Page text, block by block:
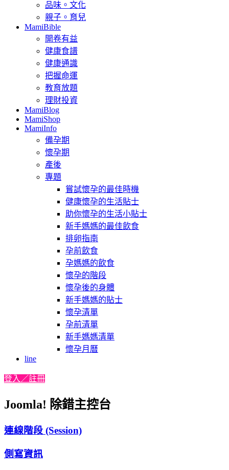
品味。文化
親子。育兒
MamiBible
開卷有益
健康食譜
健康通識
把握命運
教育放題
理財投資
MamiBlog
MamiShop
MamiInfo
備孕期
懷孕期
產後
專題
嘗試懷孕的最佳時機
健康懷孕的生活貼士
助你懷孕的生活小貼士
新手媽媽的最佳飲食
排卵指南
孕前飲食
孕媽媽的飲食
懷孕的階段
懷孕後的身體
新手媽媽的貼士
懷孕清單
孕前清單
新手媽媽清單
懷孕月曆
line
登入／註冊
Joomla! 除錯主控台
連線階段 (Session)
側寫資訊